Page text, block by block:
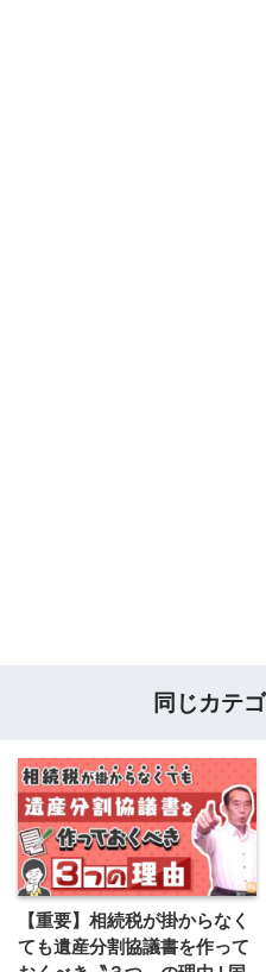
同じカテ
【重要】相続税が掛からなく
ても遺産分割協議書を作って